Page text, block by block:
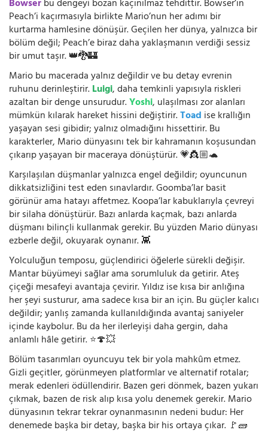
Bowserbu dengeyi bozan kaçınılmaz tehdittir. Bowser’ın
Peach’i kaçırmasıyla birlikte Mario’nun her adımı bir
kurtarma hamlesine dönüşür. Geçilen her dünya, yalnızca bir
bölüm değil; Peach’e biraz daha yaklaşmanın verdiği sessiz
bir umut taşır. 👑🐉🏰
Mario bu macerada yalnız değildir ve bu detay evrenin
ruhunu derinleştirir.Luigi, daha temkinli yapısıyla riskleri
azaltan bir denge unsurudur.Yoshi, ulaşılması zor alanları
mümkün kılarak hareket hissini değiştirir.Toad ise krallığın
yaşayan sesi gibidir; yalnız olmadığını hissettirir. Bu
karakterler, Mario dünyasını tek bir kahramanın koşusundan
çıkarıp yaşayan bir maceraya dönüştürür. 💗👸🏼🐢
Karşılaşılan düşmanlar yalnızca engel değildir; oyuncunun
dikkatsizliğini test eden sınavlardır. Goomba’lar basit
görünür ama hatayı affetmez. Koopa’lar kabuklarıyla çevreyi
bir silaha dönüştürür. Bazı anlarda kaçmak, bazı anlarda
düşmanı bilinçli kullanmak gerekir. Bu yüzden Mario dünyası
ezberle değil, okuyarak oynanır. 👾
Yolculuğun temposu, güçlendirici öğelerle sürekli değişir.
Mantar büyümeyi sağlar ama sorumluluk da getirir. Ateş
çiçeği mesafeyi avantaja çevirir. Yıldız ise kısa bir anlığına
her şeyi susturur, ama sadece kısa bir an için. Bu güçler kalıcı
değildir; yanlış zamanda kullanıldığında avantaj saniyeler
içinde kaybolur. Bu da her ilerleyişi daha gergin, daha
anlamlı hâle getirir. ⭐🍄💥
Bölüm tasarımları oyuncuyu tek bir yola mahkûm etmez.
Gizli geçitler, görünmeyen platformlar ve alternatif rotalar;
merak edenleri ödüllendirir. Bazen geri dönmek, bazen yukarı
çıkmak, bazen de risk alıp kısa yolu denemek gerekir. Mario
dünyasının tekrar tekrar oynanmasının nedeni budur: Her
denemede başka bir detay, başka bir his ortaya çıkar. 🚩🧱